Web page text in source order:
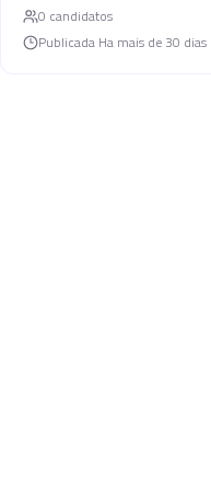
0 candidatos
Publicada Ha mais de 30 dias